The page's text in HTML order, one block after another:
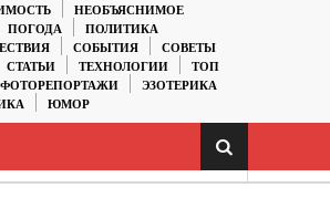
НЕОБЪЯСНИМОЕ
ПОГОДА
ПОЛИТИКА
СОБЫТИЯ
СОВЕТЫ
СТАТЬИ ТЕХНОЛОГИИ
ТОП
ФОТОРЕПОРТАЖИ
ЭЗОТЕРИКА
ЮМОР